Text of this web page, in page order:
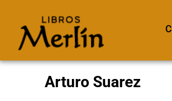
Arturo Suarez